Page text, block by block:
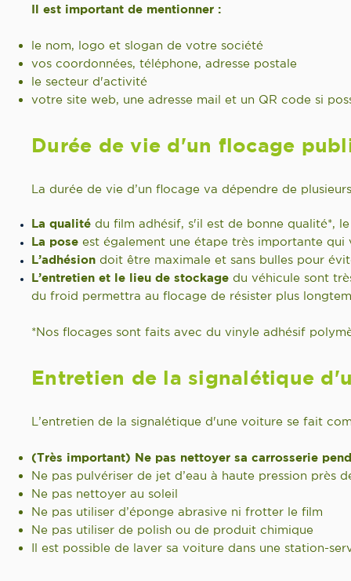
Il est important de mentionner :
le nom, logo et slogan de votre société
vos coordonnées, téléphone, adresse postale
le secteur d'activité
votre site web, une adresse mail et un QR code si
Durée de vie d'un flocage
La durée de vie d’un flocage va dépendre de
La qualité du film adhésif, s'il est de bonne qualité*,
La pose est également une étape très importante
L’adhésion doit être maximale et sans bulles pour
L’entretien et le lieu de stockage du véhicule sont
du froid permettra au flocage de résister plus
*Nos flocages sont faits avec du vinyle adhésif
Entretien de la signalétique
L’entretien de la signalétique d'une voiture se fait
(Très important) Ne pas nettoyer sa carrosserie
Ne pas pulvériser de jet d’eau à haute pression près
Ne pas nettoyer au soleil
Ne pas utiliser d’éponge abrasive ni frotter le film
Ne pas utiliser de polish ou de produit chimique
Il est possible de laver sa voiture dans une station-